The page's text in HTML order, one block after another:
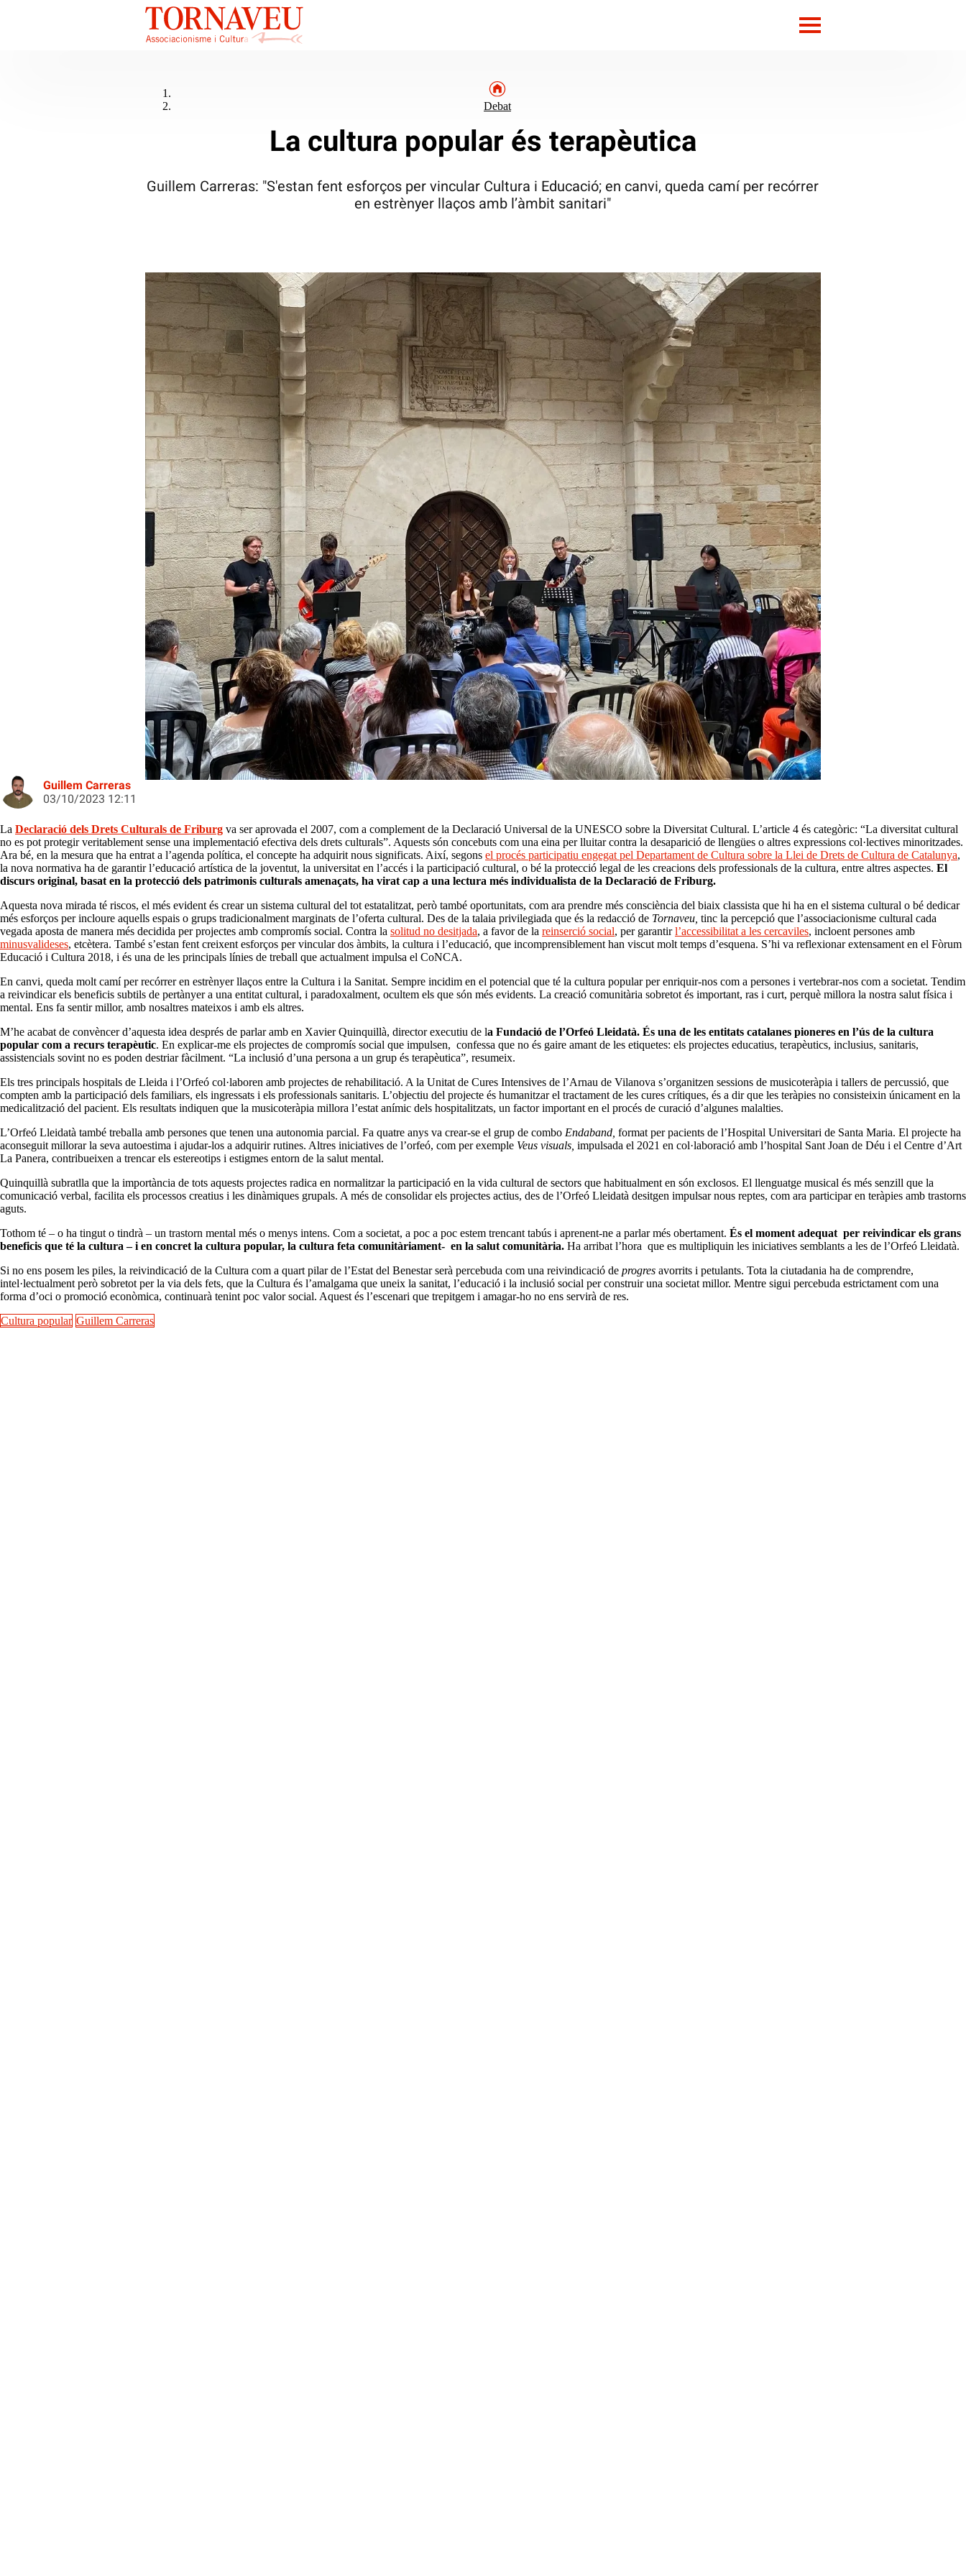
Actuació del combo Endaband a l'Institut d'Estudis Ilerdencs | Fundació Orfeó Lleidatà
Debat
La cultura popular és terapèutica
Guillem Carreras: "S'estan fent esforços per vincular Cultura i Educació; en canvi, queda camí per recórrer
en estrènyer llaços amb l’àmbit sanitari"
Guillem Carreras
03/10/2023 12:11
La Declaració dels Drets Culturals de Friburg va ser aprovada el 2007, com a complement de la Declaració Universal de la UNESCO sobre la Diversitat Cultural. L’article 4 és categòric: “La diversitat cultural
no es pot protegir veritablement sense una implementació efectiva dels drets culturals”. Aquests són concebuts com una eina per lluitar contra la desaparició de llengües o altres expressions col·lectives minoritzades.
Ara bé, en la mesura que ha entrat a l’agenda política, el concepte ha adquirit nous significats. Així, segons el procés participatiu engegat pel Departament de Cultura sobre la Llei de Drets de Cultura de Catalunya,
la nova normativa ha de garantir l’educació artística de la joventut, la universitat en l’accés i la participació cultural, o bé la protecció legal de les creacions dels professionals de la cultura, entre altres aspectes. El
discurs original, basat en la protecció dels patrimonis culturals amenaçats, ha virat cap a una lectura més individualista de la Declaració de Friburg.
Aquesta nova mirada té riscos, el més evident és crear un sistema cultural del tot estatalitzat, però també oportunitats, com ara prendre més consciència del biaix classista que hi ha en el sistema cultural o bé dedicar
més esforços per incloure aquells espais o grups tradicionalment marginats de l’oferta cultural. Des de la talaia privilegiada que és la redacció de Tornaveu, tinc la percepció que l’associacionisme cultural cada
vegada aposta de manera més decidida per projectes amb compromís social. Contra la solitud no desitjada, a favor de la reinserció social, per garantirl’accessibilitat a les cercaviles, incloent persones amb
minusvalideses, etcètera. També s’estan fent creixent esforços per vincular dos àmbits, la cultura i l’educació, que incomprensiblement han viscut molt temps d’esquena. S’hi va reflexionar extensament en el Fòrum
Educació i Cultura 2018, i és una de les principals línies de treball que actualment impulsa el CoNCA.
En canvi, queda molt camí per recórrer en estrènyer llaços entre la Cultura i la Sanitat. Sempre incidim en el potencial que té la cultura popular per enriquir-nos com a persones i vertebrar-nos com a societat. Tendim
a reivindicar els beneficis subtils de pertànyer a una entitat cultural, i paradoxalment, ocultem els que són més evidents. La creació comunitària sobretot és important, ras i curt, perquè millora la nostra salut física i
mental. Ens fa sentir millor, amb nosaltres mateixos i amb els altres.
M’he acabat de convèncer d’aquesta idea després de parlar amb en Xavier Quinquillà, director executiu de la Fundació de l’Orfeó Lleidatà. És una de les entitats catalanes pioneres en l’ús de la cultura
popular com a recurs terapèutic. En explicar-me els projectes de compromís social que impulsen, confessa que no és gaire amant de les etiquetes: els projectes educatius, terapèutics, inclusius, sanitaris,
assistencials sovint no es poden destriar fàcilment. “La inclusió d’una persona a un grup és terapèutica”, resumeix.
Els tres principals hospitals de Lleida i l’Orfeó col·laboren amb projectes de rehabilitació. A la Unitat de Cures Intensives de l’Arnau de Vilanova s’organitzen sessions de musicoteràpia i tallers de percussió, que
compten amb la participació dels familiars, els ingressats i els professionals sanitaris. L’objectiu del projecte és humanitzar el tractament de les cures crítiques, és a dir que les teràpies no consisteixin únicament en la
medicalització del pacient. Els resultats indiquen que la musicoteràpia millora l’estat anímic dels hospitalitzats, un factor important en el procés de curació d’algunes malalties.
L’Orfeó Lleidatà també treballa amb persones que tenen una autonomia parcial. Fa quatre anys va crear-se el grup de combo Endaband, format per pacients de l’Hospital Universitari de Santa Maria. El projecte ha
aconseguit millorar la seva autoestima i ajudar-los a adquirir rutines. Altres iniciatives de l’orfeó, com per exemple Veus visuals, impulsada el 2021 en col·laboració amb l’hospital Sant Joan de Déu i el Centre d’Art
La Panera, contribueixen a trencar els estereotips i estigmes entorn de la salut mental.
Quinquillà subratlla que la importància de tots aquests projectes radica en normalitzar la participació en la vida cultural de sectors que habitualment en són exclosos. El llenguatge musical és més senzill que la
comunicació verbal, facilita els processos creatius i les dinàmiques grupals. A més de consolidar els projectes actius, des de l’Orfeó Lleidatà desitgen impulsar nous reptes, com ara participar en teràpies amb trastorns
aguts.
Tothom té – o ha tingut o tindrà – un trastorn mental més o menys intens. Com a societat, a poc a poc estem trencant tabús i aprenent-ne a parlar més obertament. És el moment adequat per reivindicar els grans
beneficis que té la cultura – i en concret la cultura popular, la cultura feta comunitàriament- en la salut comunitària. Ha arribat l’hora que es multipliquin les iniciatives semblants a les de l’Orfeó Lleidatà.
Si no ens posem les piles, la reivindicació de la Cultura com a quart pilar de l’Estat del Benestar serà percebuda com una reivindicació de progres avorrits i petulants. Tota la ciutadania ha de comprendre,
intel·lectualment però sobretot per la via dels fets, que la Cultura és l’amalgama que uneix la sanitat, l’educació i la inclusió social per construir una societat millor. Mentre sigui percebuda estrictament com una
forma d’oci o promoció econòmica, continuarà tenint poc valor social. Aquest és l’escenari que trepitgem i amagar-ho no ens servirà de res.
Cultura popular Guillem Carreras